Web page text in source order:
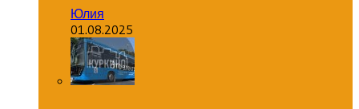
Юлия
01.08.2025